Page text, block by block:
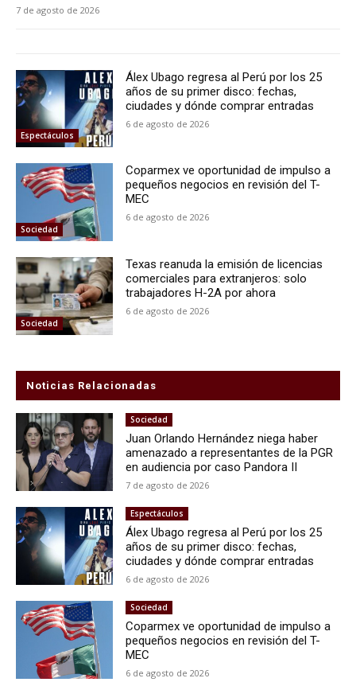
7 de agosto de 2026
Espectáculos
Álex Ubago regresa al Perú por los 25
años de su primer disco: fechas,
ciudades y dónde comprar entradas
6 de agosto de 2026
Sociedad
Coparmex ve oportunidad de impulso a
pequeños negocios en revisión del T-
MEC
6 de agosto de 2026
Sociedad
Texas reanuda la emisión de licencias
comerciales para extranjeros: solo
trabajadores H-2A por ahora
6 de agosto de 2026
Noticias Relacionadas
Sociedad
Juan Orlando Hernández niega haber
amenazado a representantes de la PGR
en audiencia por caso Pandora II
7 de agosto de 2026
Espectáculos
Álex Ubago regresa al Perú por los 25
años de su primer disco: fechas,
ciudades y dónde comprar entradas
6 de agosto de 2026
Sociedad
Coparmex ve oportunidad de impulso a
pequeños negocios en revisión del T-
MEC
6 de agosto de 2026